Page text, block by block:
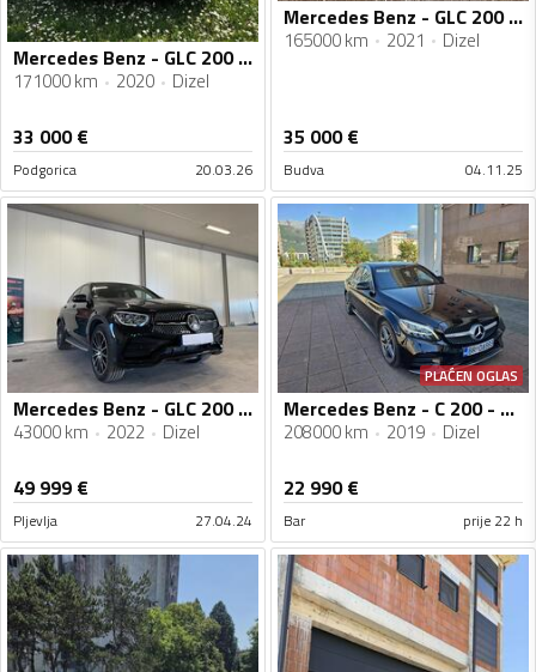
Mercedes Benz - GLC 200 - 2.0
171000 km 2020 Dizel
33 000€
Podgorica 20.03.26
Mercedes Benz - GLC 200 - 200, 4 matic
165000 km 2021 Dizel
35 000€
Budva 04.11.25
Mercedes Benz - GLC 200 - 2,0
43000 km 2022 Dizel
49 999 €
Pljevlja 27.04.24
PLAĆEN OGLAS
Mercedes Benz - C 200 - c200 cdi
208000 km 2019 Dizel
22 990€
Bar prije 22 h